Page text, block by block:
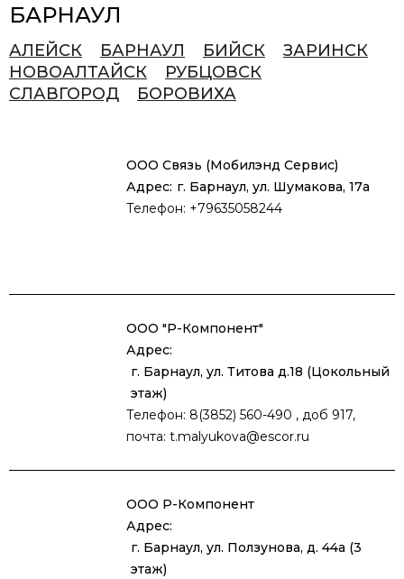
БАРНАУЛ
АЛЕЙСК БАРНАУЛ БИЙСК
ЗАРИНСК
НОВОАЛТАЙСК
РУБЦОВСК
СЛАВГОРОД
БОРОВИХА
ООО Связь (Мобилэнд Сервис)
Адрес: г. Барнаул, ул. Шумакова, 17а
Телефон: +79635058244
ООО "Р-Компонент"
Адрес:
г. Барнаул, ул. Титова д.18 (Цокольный
этаж)
Телефон: 8(3852) 560-490 , доб 917,
почта: t.malyukova@escor.ru
ООО Р-Компонент
Адрес:
г. Барнаул, ул. Ползунова, д. 44а (3
этаж)